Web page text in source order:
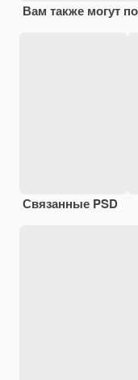
Вам также могут
Связанные PSD